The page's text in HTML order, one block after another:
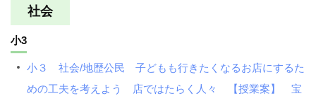
社会
小3
小３ 社会/地歴公民 子どもも行きたくなるお店にするた
めの工夫を考えよう 店ではたらく人々 【授業案】 宝